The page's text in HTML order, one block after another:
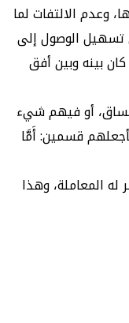
وعدم الالتفات لما
تسهيل الوصول إلى
بينه وبين أفق
فساق، أو فيهم شيء
قسمين: أَمَّا
المعاملة، وهذا